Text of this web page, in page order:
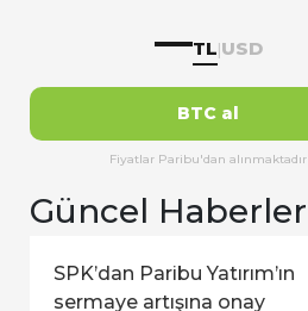
—TL USD
BTC al
Fiyatlar Paribu'dan alınmaktadır
Güncel Haberler
SPK’dan Paribu Yatırım’ın
sermaye artışına onay